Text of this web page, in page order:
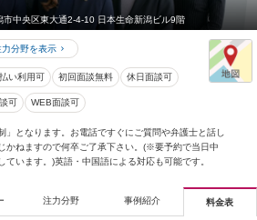
市中央区東大通2-4-10 日本生命新潟ビル9階
力分野を表示
い利用可 初回面談無料 休日面談可
可 WEB面談可
」となります。お電話ですぐにご質問や弁護士と話し
かねますので何卒ご了承下さい。(※要予約で当日中
ています。)英語・中国語による対応も可能です。
注力分野 事例紹介 料金表